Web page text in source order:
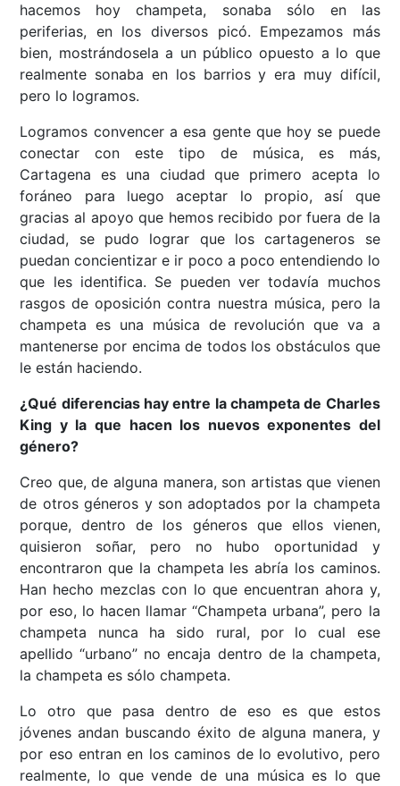
hacemos hoy champeta, sonaba sólo en las
periferias, en los diversos picó. Empezamos más
bien, mostrándosela a un público opuesto a lo que
realmente sonaba en los barrios y era muy difícil,
pero lo logramos.
Logramos convencer a esa gente que hoy se puede
conectar con este tipo de música, es más,
Cartagena es una ciudad que primero acepta lo
foráneo para luego aceptar lo propio, así que
gracias al apoyo que hemos recibido por fuera de la
ciudad, se pudo lograr que los cartageneros se
puedan concientizar e ir poco a poco entendiendo lo
que les identifica. Se pueden ver todavía muchos
rasgos de oposición contra nuestra música, pero la
champeta es una música de revolución que va a
mantenerse por encima de todos los obstáculos que
le están haciendo.
¿Qué diferencias hay entre la champeta de Charles
King y la que hacen los nuevos exponentes del
género?
Creo que, de alguna manera, son artistas que vienen
de otros géneros y son adoptados por la champeta
porque, dentro de los géneros que ellos vienen,
quisieron soñar, pero no hubo oportunidad y
encontraron que la champeta les abría los caminos.
Han hecho mezclas con lo que encuentran ahora y,
por eso, lo hacen llamar “Champeta urbana”, pero la
champeta nunca ha sido rural, por lo cual ese
apellido “urbano” no encaja dentro de la champeta,
la champeta es sólo champeta.
Lo otro que pasa dentro de eso es que estos
jóvenes andan buscando éxito de alguna manera, y
por eso entran en los caminos de lo evolutivo, pero
realmente, lo que vende de una música es lo que